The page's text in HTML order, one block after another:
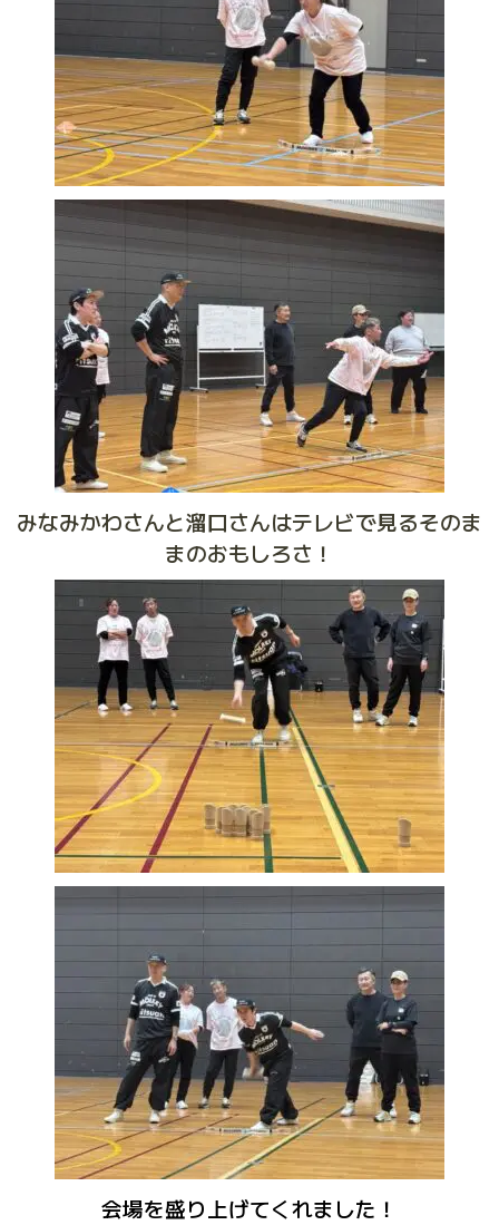
みなみかわさんと溜口さんはテレビで見るそのま
まのおもしろさ！
会場を盛り上げてくれました！